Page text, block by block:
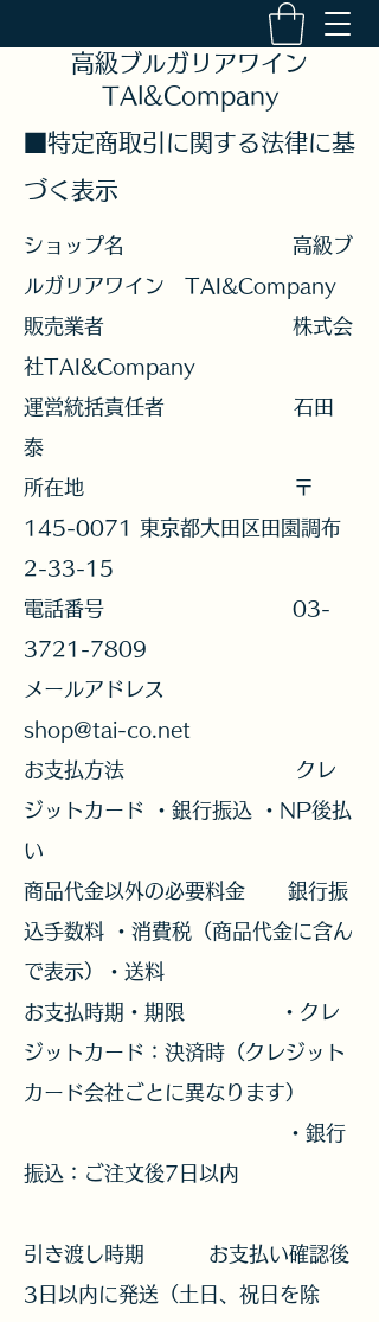
高級ブルガリアワイン
TAI&Company
■特定商取引に関する法律に基
づく表示
ショップ名 高級ブ
ルガリアワイン TAI&Company
販売業者 株式会
社TAI&Company
運営統括責任者 石田
泰
所在地 〒
145-0071 東京都大田区田園調布
2-33-15
電話番号
03-
3721-7809
メールアドレス
shop@tai-co.net
お支払方法 クレ
ジットカード ・銀行振込 ・NP後払
い
商品代金以外の必要料金 銀行振
込手数料 ・消費税（商品代金に含ん
で表示）・送料
お支払時期・期限 ・クレ
ジットカード：決済時（クレジット
カード会社ごとに異なります）
・銀行
振込：ご注文後7日以内
引き渡し時期 お支払い確認後
3日以内に発送（土日、祝日を除